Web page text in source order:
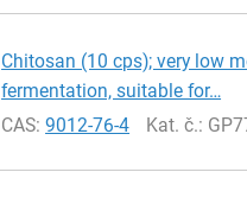
Chitosan (10 cps); very low
fermentation, suitable for…
CAS:9012-76-4 Kat. č.: